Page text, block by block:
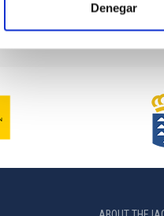
Denegar